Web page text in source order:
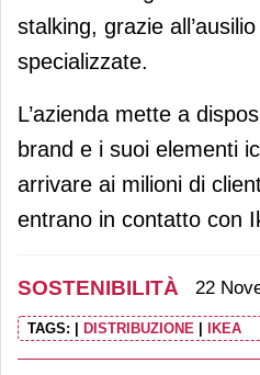
stalking, grazie
specializzate.
L’azienda mette a
brand e i suoi elementi
arrivare ai milioni di
entrano in contatto con
SOSTENIBILITÀ 22
TAGS: | DISTRIBUZIONE | IKEA